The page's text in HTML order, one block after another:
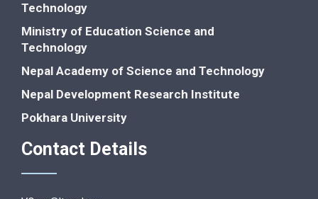
Technology
Ministry of Education Science and
Technology
Nepal Academy of Science and Technology
Nepal Development Research Institute
Pokhara University
Contact Details